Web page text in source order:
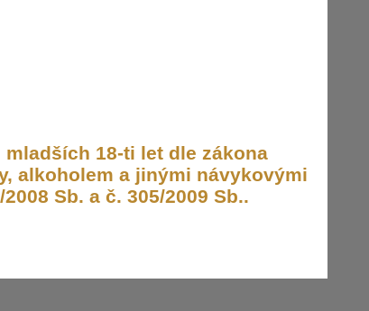
18-ti let dle zákona
alkoholem a jinými návykovými
Sb. a č. 305/2009 Sb..